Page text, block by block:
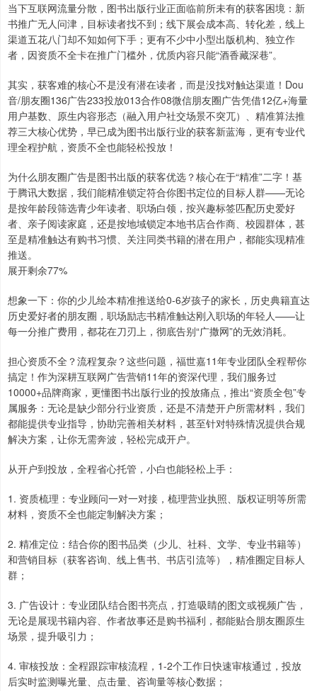
当下互联网流量分散，图书出版行业正面临前所未有的获客困境：新
书推广无人问津，目标读者找不到；线下展会成本高、转化差，线上
渠道五花八门却不知如何下手；更有不少中小型出版机构、独立作
者，因资质不全卡在推广门槛外，优质内容只能“酒香藏深巷”。
其实，获客难的核心不是没有潜在读者，而是没找对触达渠道！Dou
音/朋友圈136广告233投放013合作08微信朋友圈广告凭借12亿+海量
用户基数、原生内容形态（融入用户社交场景不突兀）、精准算法推
荐三大核心优势，早已成为图书出版行业的获客新蓝海，更有专业代
理全程护航，资质不全也能轻松投放！
为什么朋友圈广告是图书出版的获客优选？核心在于“精准”二字！基
于腾讯大数据，我们能精准锁定符合你图书定位的目标人群——无论
是按年龄段筛选青少年读者、职场白领，按兴趣标签匹配历史爱好
者、亲子阅读家庭，还是按地域锁定本地书店合作商、校园群体，甚
至是精准触达有购书习惯、关注同类书籍的潜在用户，都能实现精准
推送。
展开剩余77%
想象一下：你的少儿绘本精准推送给0-6岁孩子的家长，历史典籍直达
历史爱好者的朋友圈，职场励志书精准触达刚入职场的年轻人——让
每一分推广费用，都花在刀刃上，彻底告别“广撒网”的无效消耗。
担心资质不全？流程复杂？这些问题，福世嘉11年专业团队全程帮你
搞定！作为深耕互联网广告营销11年的资深代理，我们服务过
10000+品牌商家，更懂图书出版行业的投放痛点，推出“资质全包”专
属服务：无论是缺少部分行业资质，还是不清楚开户所需材料，我们
都能提供专业指导，协助完善相关材料，甚至针对特殊情况提供合规
解决方案，让你无需奔波，轻松完成开户。
从开户到投放，全程省心托管，小白也能轻松上手：
1. 资质梳理：专业顾问一对一对接，梳理营业执照、版权证明等所需
材料，资质不全也能定制解决方案；
2. 精准定位：结合你的图书品类（少儿、社科、文学、专业书籍等）
和营销目标（获客咨询、线上售书、书店引流等），精准圈定目标人
群；
3. 广告设计：专业团队结合图书亮点，打造吸睛的图文或视频广告，
无论是展现书籍内容、作者故事还是购书福利，都能贴合朋友圈原生
场景，提升吸引力；
4. 审核投放：全程跟踪审核流程，1-2个工作日快速审核通过，投放
后实时监测曝光量、点击量、咨询量等核心数据；